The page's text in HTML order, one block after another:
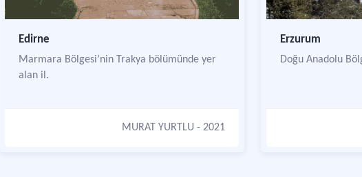
Edirne
Marmara Bölgesi’nin Trakya bölümünde yer
alan il.
MURAT YURTLU - 2021
Erzurum
Doğu Anadolu